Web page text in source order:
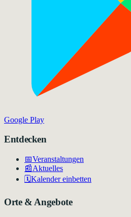
Google Play
Entdecken
📅Veranstaltungen
📰Aktuelles
🗓️Kalender einbetten
Orte & Angebote